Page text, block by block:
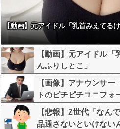
【動画】元アイドル「乳首みえてる
【動画】元アイドル
んふりしとこ」
【画像】アナウンサ
トのピチピチユニフ
ｨ！！」←これはお前
w w
【悲報】Z世代「なん
品通さないといけない